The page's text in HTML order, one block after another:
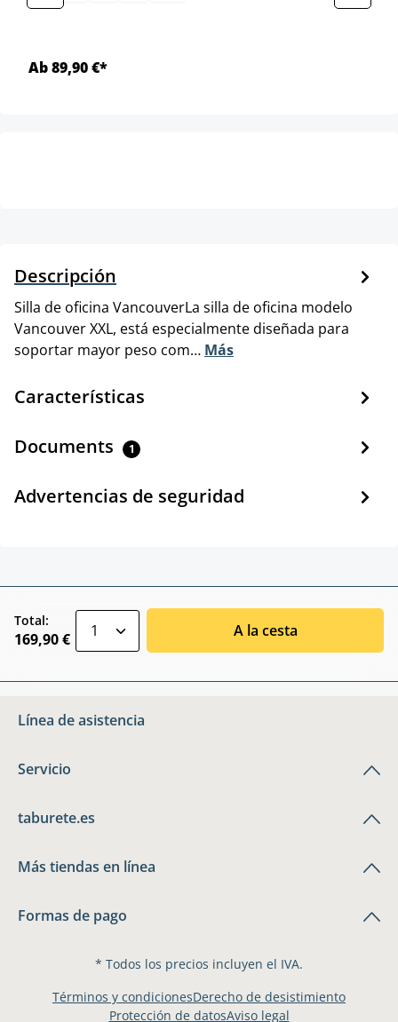
Ab 89,90 €*
Descripción
Silla de oficina VancouverLa silla de oficina modelo
Vancouver XXL, está especialmente diseñada para
soportar mayor peso com… Más
Características
Documents 1
Advertencias de seguridad
Total:
169,90 € A la cesta
Línea de asistencia
Servicio
taburete.es
Más tiendas en línea
Formas de pago
* Todos los precios incluyen el IVA.
Términos y condicionesDerecho de desistimiento
Protección de datosAviso legal